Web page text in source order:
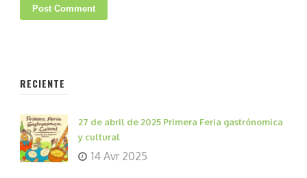
RECIENTE
27 de abril de 2025 Primera Feria gastrónomica
y cultural
14 Avr 2025